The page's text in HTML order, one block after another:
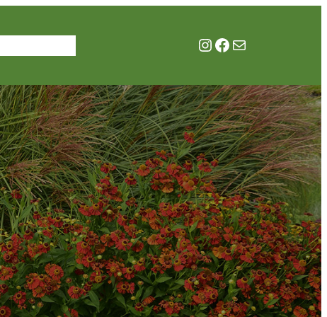
Instagram
Facebook
E-Mail